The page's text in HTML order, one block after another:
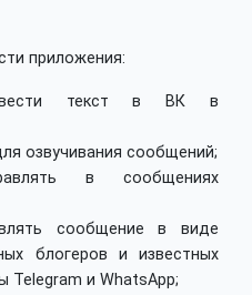
приложения:
текст в ВК в
озвучивания сообщений;
в сообщениях
сообщение в виде
блогеров и известных
и WhatsApp;